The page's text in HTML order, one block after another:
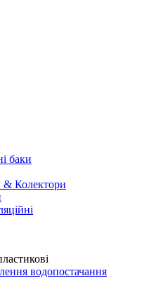
баки
& Колектори
водопостачання